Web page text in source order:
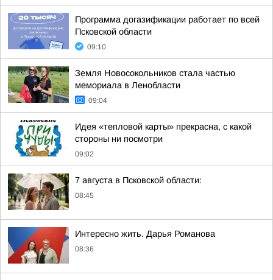
Программа догазификации работает по всей
Псковской области
09:10
Земля Новосокольников стала частью
мемориала в Ленобласти
09:04
Идея «тепловой карты» прекрасна, с какой
стороны ни посмотри
09:02
7 августа в Псковской области:
08:45
Интересно жить. Дарья Романова
08:36